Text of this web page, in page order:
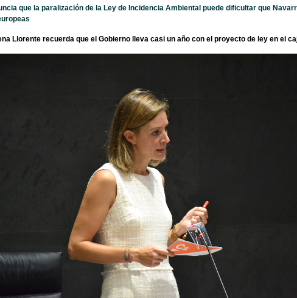
que la paralización de la Ley de Incidencia Ambiental puede dificultar que
Llorente recuerda que el Gobierno lleva casi un año con el proyecto de ley en el